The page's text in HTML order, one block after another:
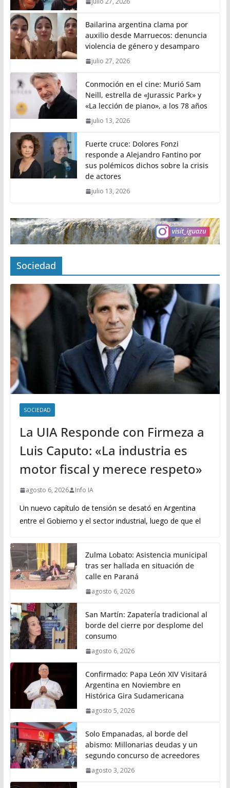
Bailarina argentina clama por
auxilio desde Marruecos: denuncia
violencia de género y desamparo
julio 27, 2026
Conmoción en el cine: Murió Sam
Neill, estrella de «Jurassic Park» y
«La lección de piano», a los 78 años
julio 13, 2026
Fuerte cruce: Dolores Fonzi
responde a Alejandro Fantino por
sus polémicos dichos sobre la crisis
de actores
julio 13, 2026
Sociedad
SOCIEDAD
La UIA Responde con Firmeza a
Luis Caputo: «La industria es
motor fiscal y merece respeto»
agosto 6, 2026 Info IA
Un nuevo capítulo de tensión se desató en Argentina
entre el Gobierno y el sector industrial, luego de que el
Zulma Lobato: Asistencia municipal
tras ser hallada en situación de
calle en Paraná
agosto 6, 2026
San Martín: Zapatería tradicional al
borde del cierre por desplome del
consumo
agosto 6, 2026
Confirmado: Papa León XIV Visitará
Argentina en Noviembre en
Histórica Gira Sudamericana
agosto 5, 2026
Solo Empanadas, al borde del
abismo: Millonarias deudas y un
segundo concurso de acreedores
agosto 3, 2026